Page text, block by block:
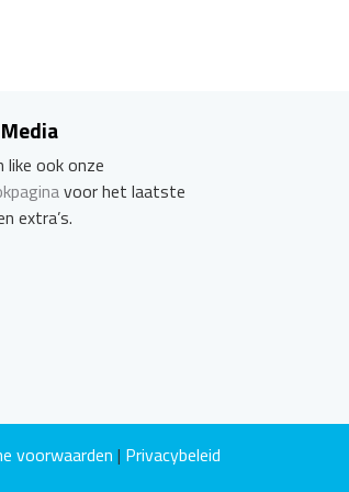
like ook onze
voor het laatste
extra’s.
voorwaarden | Privacybeleid